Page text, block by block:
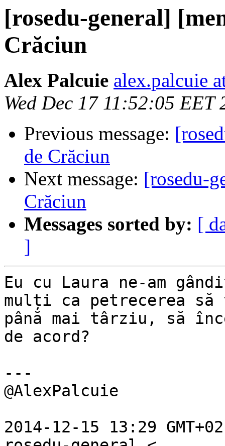
[rosedu-general]
Crăciun
Alex Palcuie alex.palcuie
Wed Dec 17 11:52:05 EET
Previous message:
de Crăciun
Next message: [rosedu-
Crăciun
Messages sorted by: [
]
Eu cu Laura ne-am
mulți ca petrecerea să
până mai târziu, să
de acord?
---
@AlexPalcuie
2014-12-15 13:29